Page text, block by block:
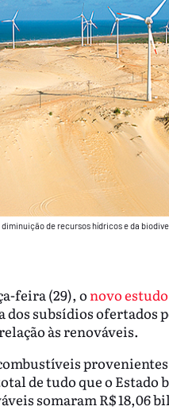
de recursos hídricos e da
feira (29), o novo estudo
dos subsídios ofertados
às renováveis.
de tudo que o
somaram R$ 18,06